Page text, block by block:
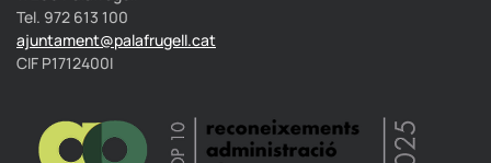
Tel. 972 613 100
ajuntament@palafrugell.cat
CIF P1712400I